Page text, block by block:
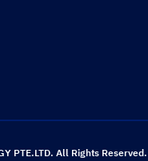
PTE.LTD. All Rights Reserved.